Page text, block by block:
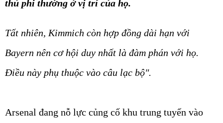
thủ phi thường ở vị trí của họ.
Tất nhiên, Kimmich còn hợp đồng dài hạn với
Bayern nên cơ hội duy nhất là đàm phán với họ.
Điều này phụ thuộc vào câu lạc bộ".
Arsenal đang nỗ lực củng cố khu trung tuyến vào